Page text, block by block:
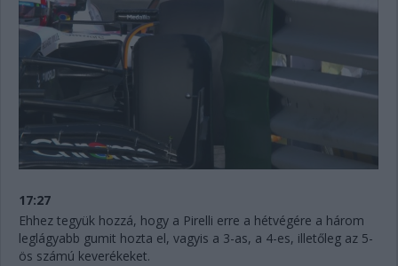
17:27
Ehhez tegyük hozzá, hogy a Pirelli erre a hétvégére a három
leglágyabb gumit hozta el, vagyis a 3-as, a 4-es, illetőleg az 5-
ös számú keverékeket.